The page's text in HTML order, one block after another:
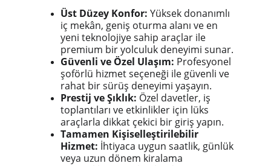
Üst Düzey Konfor: Yüksek donanımlı
iç mekân, geniş oturma alanı ve en
yeni teknolojiye sahip araçlar ile
premium bir yolculuk deneyimi sunar.
Güvenli ve Özel Ulaşım: Profesyonel
şoförlü hizmet seçeneği ile güvenli ve
rahat bir sürüş deneyimi yaşayın.
Prestij ve Şıklık: Özel davetler, iş
toplantıları ve etkinlikler için lüks
araçlarla dikkat çekici bir giriş yapın.
Tamamen Kişiselleştirilebilir
Hizmet: İhtiyaca uygun saatlik, günlük
veya uzun dönem kiralama